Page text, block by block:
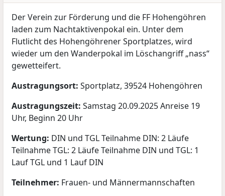
Der Verein zur Förderung und die FF Hohengöhren
laden zum Nachtaktivenpokal ein. Unter dem
Flutlicht des Hohengöhrener Sportplatzes, wird
wieder um den Wanderpokal im Löschangriff „nass“
gewetteifert.
Austragungsort: Sportplatz, 39524 Hohengöhren
Austragungszeit: Samstag 20.09.2025 Anreise 19
Uhr, Beginn 20 Uhr
Wertung: DIN und TGL Teilnahme DIN: 2 Läufe
Teilnahme TGL: 2 Läufe Teilnahme DIN und TGL: 1
Lauf TGL und 1 Lauf DIN
Teilnehmer: Frauen- und Männermannschaften